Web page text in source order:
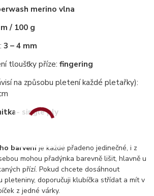
merino vlna
/ 100 g
3 – 4 mm
tloušťky příze:fingering
na způsobu pletení každé pletařky):
- single ply
barveníje každé přadeno jedinečné, i z
mohou přadýnka barevně lišit, hlavně u
přízí. Pokud chcete dosáhnout
pleteniny, doporučuji klubíčka střídat a mít v
z jedné várky.